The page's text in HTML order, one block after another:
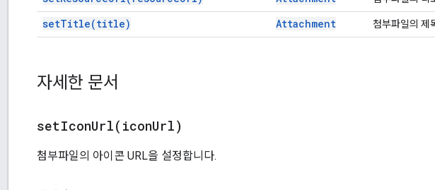
setTitle(title) Attachment 첨부파일의 제
자세한 문서
setIconUrl( iconUrl)
첨부파일의 아이콘 URL을 설정합니다.